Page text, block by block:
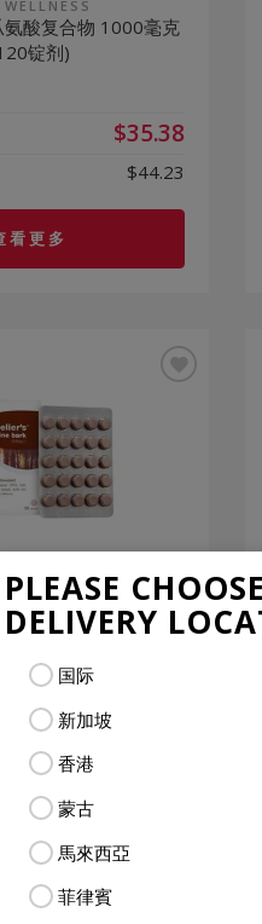
PLEASE
DELIVERY
国际
新加坡
香港
蒙古
馬來西亞
菲律賓
酸复合物 1000毫克
锭剂)
$35.38
$44.23
看更多
提取物精华片
(50片)
查看更多